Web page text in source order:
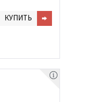
КУПИТЬ